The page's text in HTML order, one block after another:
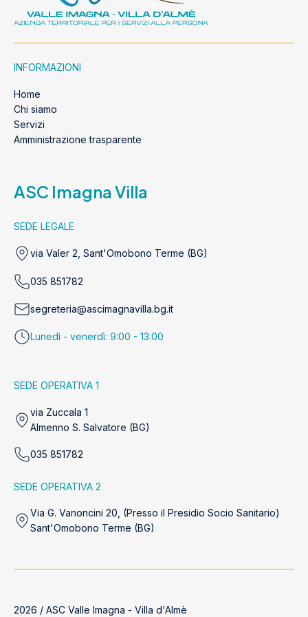
INFORMAZIONI
Home
Chi siamo
Servizi
Amministrazione trasparente
ASC Imagna Villa
SEDE LEGALE
via Valer 2, Sant'Omobono Terme (BG)
035 851782
segreteria@ascimagnavilla.bg.it
Lunedì - venerdì: 9:00 - 13:00
SEDE OPERATIVA 1
via Zuccala 1
Almenno S. Salvatore (BG)
035 851782
SEDE OPERATIVA 2
Via G. Vanoncini 20, (Presso il Presidio Socio Sanitario)
Sant'Omobono Terme (BG)
2026 / ASC Valle Imagna - Villa d'Almè